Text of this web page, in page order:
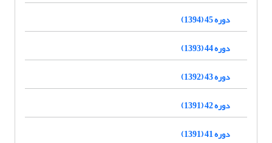
دوره 45 (1394)
دوره 44 (1393)
دوره 43 (1392)
دوره 42 (1391)
دوره 41 (1391)